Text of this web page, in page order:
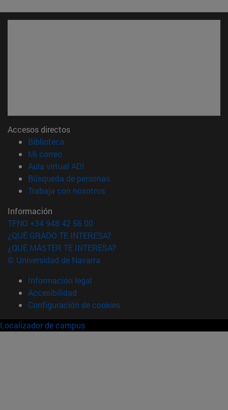
Accesos directos
Biblioteca
Mi correo(abre en nueva ventana)
Aula virtual ADI
Búsqueda de personas(abre en nueva ventana)
Trabaja con nosotros(abre en nueva ventana)
Información
TFNO +34 948 42 56 00
¿QUÉ GRADO TE INTERESA?
¿QUÉ MÁSTER TE INTERESA?
© Universidad de Navarra
Información legal
Accesibilidad
Configuración de cookies
Localizador de campus